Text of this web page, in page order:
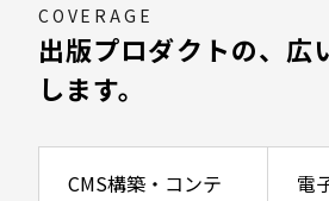
COVERAGE
出版プロダクトの、広
します。
CMS構築・コンテ
電